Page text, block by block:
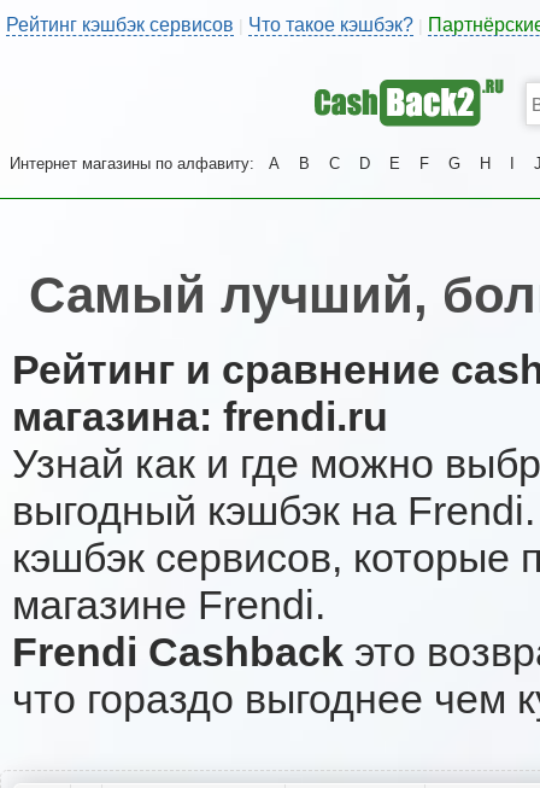
Рейтинг кэшбэк сервисов | Что такое кэшбэк?
Интернет магазины по алфавиту: A B C D E F G H
Самый лучший,
Рейтинг и сравнение
магазина: frendi.ru
Узнай как и где можно
выгодный кэшбэк на
кэшбэк сервисов, которые
магазине Frendi.
Frendi Cashback это
что гораздо выгоднее чем